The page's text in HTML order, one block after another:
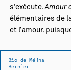
s’exécute.Amour
élémentaires de
et l’amour,
Bio de Mélina
Bernier